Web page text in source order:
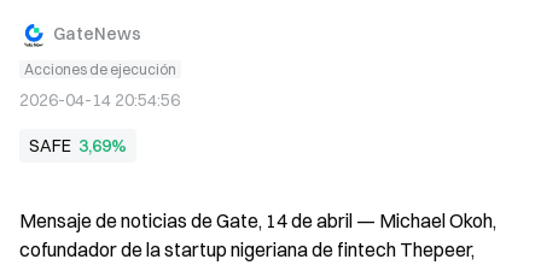
GateNews
Acciones de ejecución
2026-04-14 20:54:56
SAFE 3,69%
Mensaje de noticias de Gate, 14 de abril — Michael Okoh,
cofundador de la startup nigeriana de fintech Thepeer,